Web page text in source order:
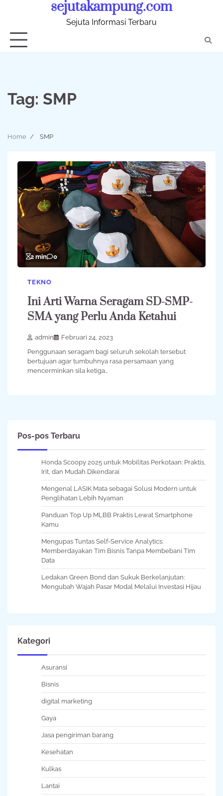
sejutakampung.com
Sejuta Informasi Terbaru
Tag: SMP
Home SMP
2 min 0
TEKNO
Ini Arti Warna Seragam SD-SMP-
SMA yang Perlu Anda Ketahui
admin
Februari 24, 2023
Penggunaan seragam bagi seluruh sekolah tersebut
bertujuan agar tumbuhnya rasa persamaan yang
mencerminkan sila ketiga…
Pos-pos Terbaru
Honda Scoopy 2025 untuk Mobilitas Perkotaan: Praktis,
Irit, dan Mudah Dikendarai
Mengenal LASIK Mata sebagai Solusi Modern untuk
Penglihatan Lebih Nyaman
Panduan Top Up MLBB Praktis Lewat Smartphone
Kamu
Mengupas Tuntas Self-Service Analytics:
Memberdayakan Tim Bisnis Tanpa Membebani Tim
Data
Ledakan Green Bond dan Sukuk Berkelanjutan:
Mengubah Wajah Pasar Modal Melalui Investasi Hijau
Kategori
Asuransi
Bisnis
digital marketing
Gaya
Jasa pengiriman barang
Kesehatan
Kulkas
Lantai